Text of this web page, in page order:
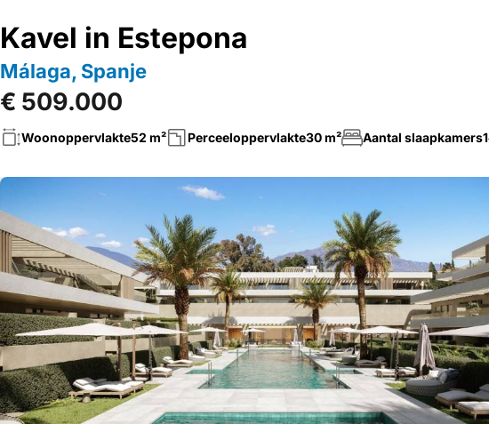
Kavel in Estepona
Málaga, Spanje
€ 509.000
Woonoppervlakte52 m² Perceeloppervlakte30 m² Aantal slaapkamers1